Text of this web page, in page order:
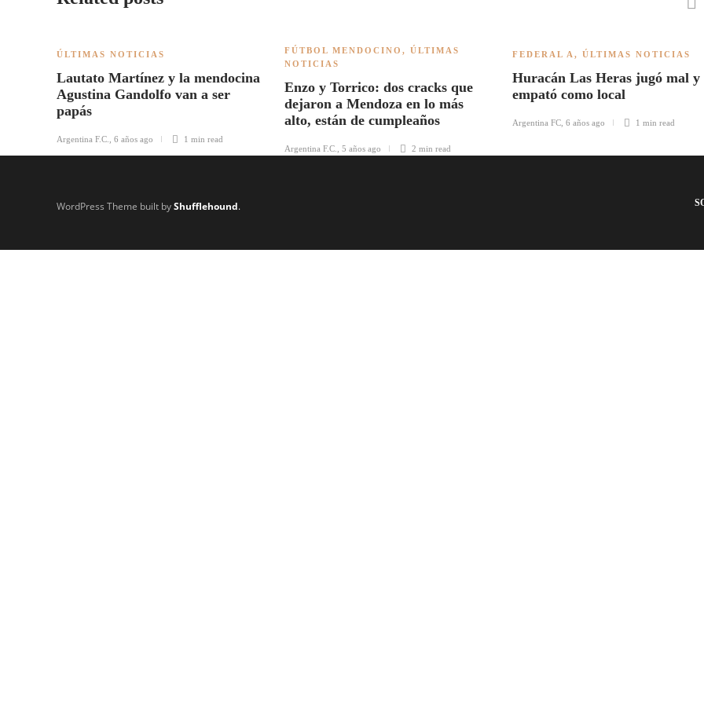
ÚLTIMAS NOTICIAS
Lautato Martínez y la mendocina
Agustina Gandolfo van a ser
papás
Argentina F.C. 6 años ago 1 min read
FÚTBOL MENDOCINO , ÚLTIMAS
NOTICIAS
Enzo y Torrico: dos cracks que
dejaron a Mendoza en lo más
alto, están de cumpleaños
Argentina F.C. 5 años ago 2 min read
FEDERAL A , ÚLTIMAS NOTICIAS
Huracán Las Heras jugó mal y
empató como local
Argentina FC 6 años ago 1 min read
WordPress Theme built byShufflehound.